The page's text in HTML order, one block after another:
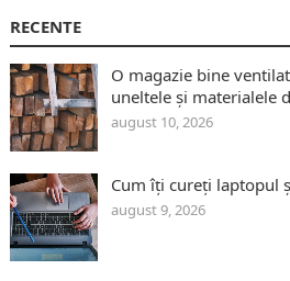
RECENTE
O magazie bine
uneltele și materialele
august 10, 2026
Cum îți cureți laptopul
august 9, 2026